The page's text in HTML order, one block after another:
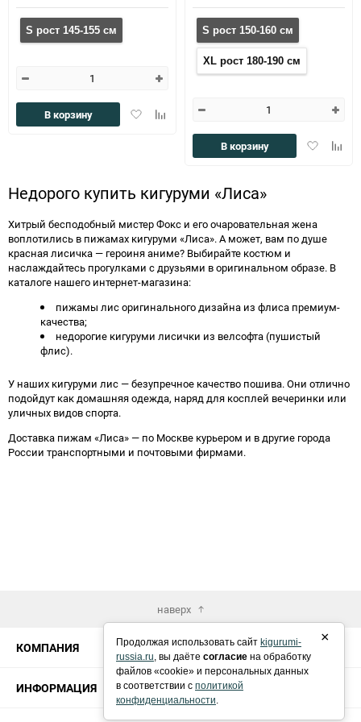
S рост 145-155 см
ДобавитьДобавить
В корзину
S рост 150-160 см
XL рост 180-190 см
Добавить
В корзину
Недорого купить кигуруми «Лиса»
Хитрый бесподобный мистер Фокс и его очаровательная жена
воплотились в пижамах кигуруми «Лиса». А может, вам по душе
красная лисичка — героиня аниме? Выбирайте костюм и
наслаждайтесь прогулками с друзьями в оригинальном образе. В
каталоге нашего интернет-магазина:
пижамы лис оригинального дизайна из флиса премиум-
качества;
недорогие кигуруми лисички из велсофта (пушистый
флис).
У наших кигуруми лис — безупречное качество пошива. Они отлично
подойдут как домашняя одежда, наряд для косплей вечеринки или
уличных видов спорта.
Доставка пижам «Лиса» — по Москве курьером и в другие города
России транспортными и почтовыми фирмами.
наверх
КОМПАНИЯ
ИНФОРМАЦИЯ
Продолжая использовать сайт kigurumi-
russia.ru, вы даёте согласие на обработку
файлов «cookie» и персональных данных
в соответствии с политикой
конфиденциальности.
×